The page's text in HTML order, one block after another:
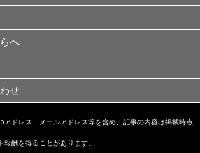
へ
せ
アドレス、メールアドレス等を含め、記事の内容は掲載時点
酬を得ることがあります。